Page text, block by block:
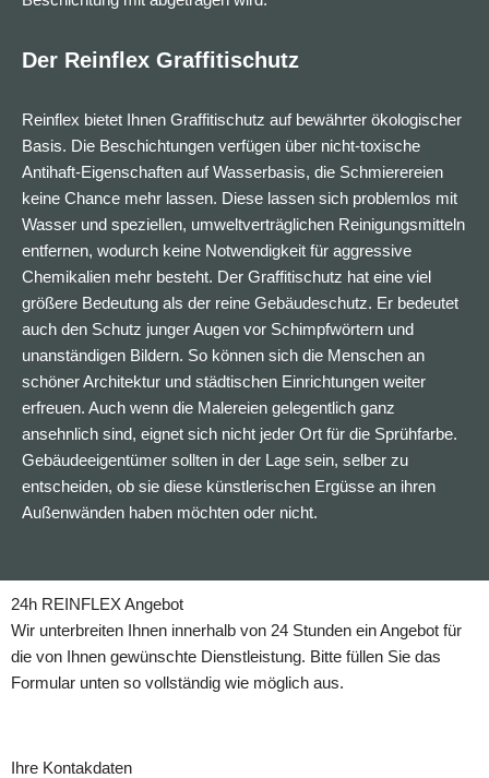
Der Reinflex Graffitischutz
Reinflex bietet Ihnen Graffitischutz auf bewährter ökologischer
Basis. Die Beschichtungen verfügen über nicht-toxische
Antihaft-Eigenschaften auf Wasserbasis, die Schmierereien
keine Chance mehr lassen. Diese lassen sich problemlos mit
Wasser und speziellen, umweltverträglichen Reinigungsmitteln
entfernen, wodurch keine Notwendigkeit für aggressive
Chemikalien mehr besteht. Der Graffitischutz hat eine viel
größere Bedeutung als der reine Gebäudeschutz. Er bedeutet
auch den Schutz junger Augen vor Schimpfwörtern und
unanständigen Bildern. So können sich die Menschen an
schöner Architektur und städtischen Einrichtungen weiter
erfreuen. Auch wenn die Malereien gelegentlich ganz
ansehnlich sind, eignet sich nicht jeder Ort für die Sprühfarbe.
Gebäudeeigentümer sollten in der Lage sein, selber zu
entscheiden, ob sie diese künstlerischen Ergüsse an ihren
Außenwänden haben möchten oder nicht.
24h REINFLEX Angebot
Wir unterbreiten Ihnen innerhalb von 24 Stunden ein Angebot für
die von Ihnen gewünschte Dienstleistung. Bitte füllen Sie das
Formular unten so vollständig wie möglich aus.
Ihre Kontakdaten